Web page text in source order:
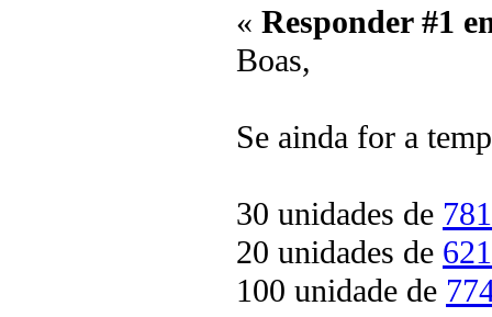
« Responder #1
Boas,
Se ainda for a
30 unidades de
20 unidades de
100 unidade de